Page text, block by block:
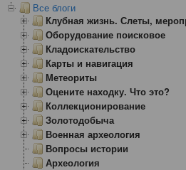
Все блоги
Клубная жизнь. Слеты,
Оборудование поисковое
Кладоискательство
Карты и навигация
Метеориты
Оцените находку. Что это?
Коллекционирование
Золотодобыча
Военная археология
Вопросы истории
Археология